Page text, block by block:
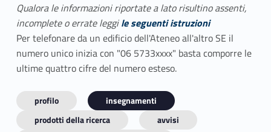
Qualora le informazioni riportate a lato risultino assenti,
incomplete o errate leggile seguenti istruzioni
Per telefonare da un edificio dell'Ateneo all'altro SE il
numero unico inizia con "06 5733xxxx" basta comporre le
ultime quattro cifre del numero esteso.
profilo
insegnamenti
prodotti della ricerca
avvisi